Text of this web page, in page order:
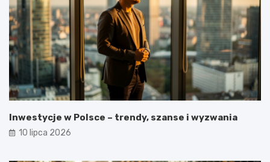
Inwestycje w Polsce – trendy, szanse i wyzwania
10 lipca 2026